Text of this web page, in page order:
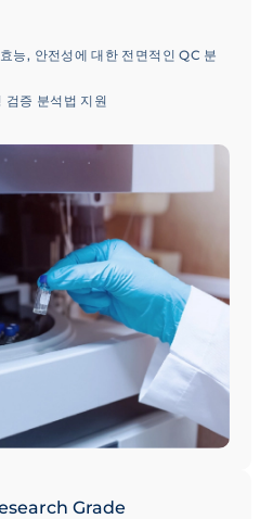
능, 안전성에 대한 전면적인 QC 분
검증 분석법 지원
Grade